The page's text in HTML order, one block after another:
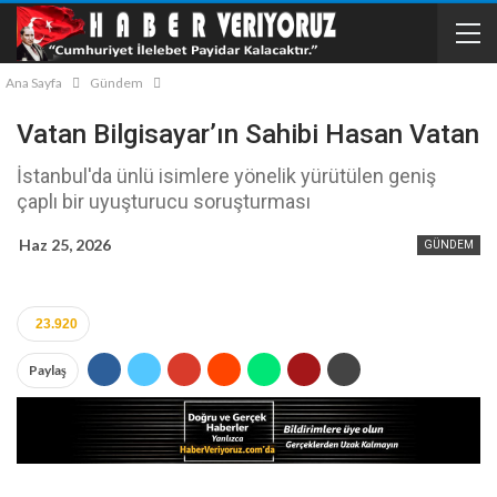
Ana Sayfa Gündem
Vatan Bilgisayar’ın Sahibi Hasan Vatan
İstanbul'da ünlü isimlere yönelik yürütülen geniş
çaplı bir uyuşturucu soruşturması
GÜNDEM
Haz 25, 2026
23.920
Paylaş